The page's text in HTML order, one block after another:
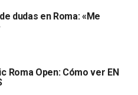
dudas en Roma: «Me
Roma Open: Cómo ver EN